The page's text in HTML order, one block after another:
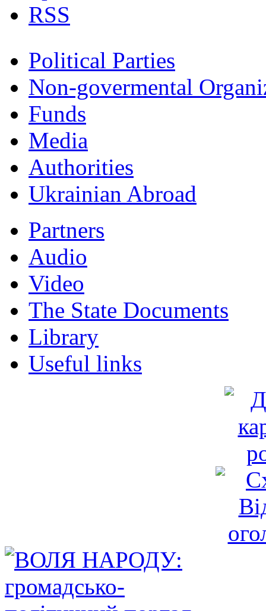
RSS
Political Parties
Non-govermental
Funds
Мedia
Authorities
Ukrainian Abroad
Partners
Audio
Video
The State Documents
Library
Useful links